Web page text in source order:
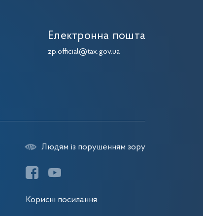
Електронна пошта
zp.official@tax.gov.ua
Людям із порушенням зору
Корисні посилання